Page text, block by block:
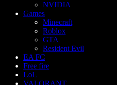
NVIDIA
Games
Minecraft
Roblox
GTA
Resident Evil
EA FC
Free fire
LoL
VALORANT